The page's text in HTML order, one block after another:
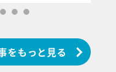
をもっと見る